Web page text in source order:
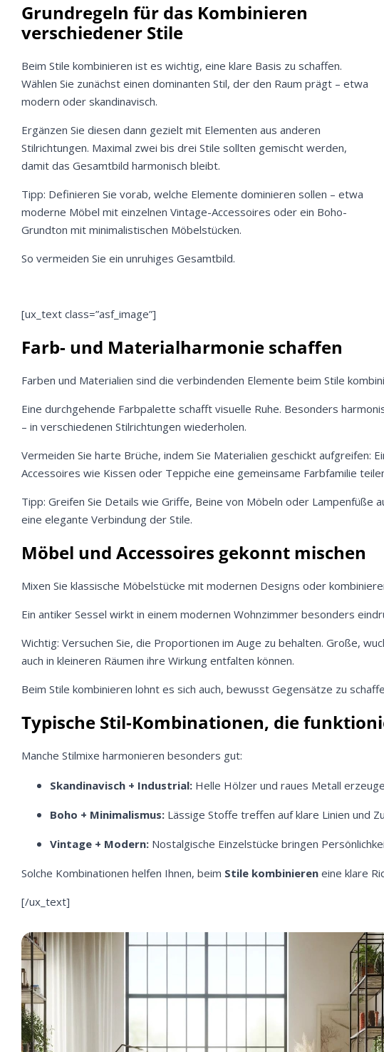
Grundregeln für das Kombinieren
verschiedener Stile
Beim Stile kombinieren ist es wichtig, eine klare Basis zu schaffen.
Wählen Sie zunächst einen dominanten Stil, der den Raum prägt – etwa
modern oder skandinavisch.
Ergänzen Sie diesen dann gezielt mit Elementen aus anderen
Stilrichtungen. Maximal zwei bis drei Stile sollten gemischt werden,
damit das Gesamtbild harmonisch bleibt.
Tipp: Definieren Sie vorab, welche Elemente dominieren sollen – etwa
moderne Möbel mit einzelnen Vintage-Accessoires oder ein Boho-
Grundton mit minimalistischen Möbelstücken.
So vermeiden Sie ein unruhiges Gesamtbild.
[ux_text class=”asf_image”]
Farb- und Materialharmonie schaffen
Farben und Materialien sind die verbindenden Elemente beim Stile
Eine durchgehende Farbpalette schafft visuelle Ruhe. Besonders
– in verschiedenen Stilrichtungen wiederholen.
Vermeiden Sie harte Brüche, indem Sie Materialien geschickt
Accessoires wie Kissen oder Teppiche eine gemeinsame Farbfamilie
Tipp: Greifen Sie Details wie Griffe, Beine von Möbeln oder
eine elegante Verbindung der Stile.
Möbel und Accessoires gekonnt mischen
Mixen Sie klassische Möbelstücke mit modernen Designs oder
Ein antiker Sessel wirkt in einem modernen Wohnzimmer besonders
Wichtig: Versuchen Sie, die Proportionen im Auge zu behalten. Große,
auch in kleineren Räumen ihre Wirkung entfalten können.
Beim Stile kombinieren lohnt es sich auch, bewusst Gegensätze zu
Typische Stil-Kombinationen, die
Manche Stilmixe harmonieren besonders gut:
Skandinavisch + Industrial: Helle Hölzer und raues Metall
Boho + Minimalismus: Lässige Stoffe treffen auf klare Linien und
Vintage + Modern: Nostalgische Einzelstücke bringen
Solche Kombinationen helfen Ihnen, beim Stile kombinieren eine klare
[/ux_text]
Bleiben Sie
verarbeiten. Lesen